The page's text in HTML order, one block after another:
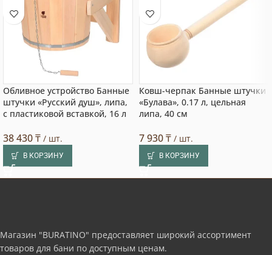
Обливное устройство Банные
штучки «Русский душ», липа,
с пластиковой вставкой, 16 л
38 430₸ / шт.
В КОРЗИНУ
Ковш-черпак Банные штучки
«Булава», 0.17 л, цельная
липа, 40 см
7 930₸ / шт.
В КОРЗИНУ
Магазин "BURATINO" предоставляет широкий ассортимент
товаров для бани по доступным ценам.